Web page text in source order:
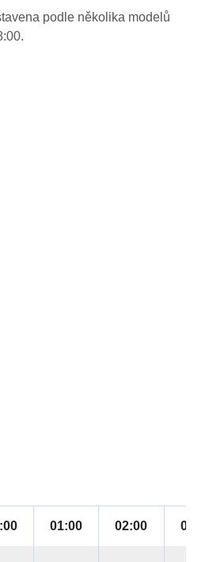
podle několika modelů
01:00 02:00 03:00